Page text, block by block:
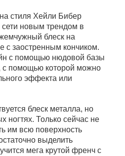
стиля Хейли Бибер
новым трендом в
блеск на
с заостренным кончиком.
с помощью нюдовой базы
с помощью которой можно
эффекта или
блеск металла, но
ногтях. Только сейчас не
им всю поверхность
выделить
мега крутой френч с